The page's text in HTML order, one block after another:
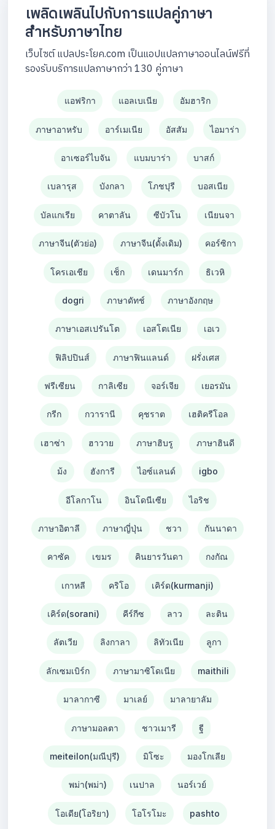
เพลิดเพลินไปกับการแปลคู่ภาษา
สำหรับภาษาไทย
เว็บไซต์ แปลประโยค.com เป็นแอปแปลภาษาออนไลน์ฟรีที่
รองรับบริการแปลภาษากว่า 130 คู่ภาษา
แอฟริกา แอลเบเนีย อัมฮาริก
ภาษาอาหรับ อาร์เมเนีย อัสสัม ไอมาร่า
อาเซอร์ไบจัน แบมบาร่า บาสก์
เบลารุส บังกลา โภชปุรี บอสเนีย
บัลแกเรีย คาตาลัน ซีบัวโน เนียนจา
ภาษาจีน(ตัวย่อ) ภาษาจีน(ดั้งเดิม) คอร์ซิกา
โครเอเชีย เช็ก เดนมาร์ก ธิเวหิ
dogri ภาษาดัทช์ ภาษาอังกฤษ
ภาษาเอสเปรันโต เอสโตเนีย เอเว
ฟิลิปปินส์ ภาษาฟินแลนด์ ฝรั่งเศส
ฟรีเซียน กาลิเซีย จอร์เจีย เยอรมัน
กรีก กวารานี คุชราต เฮติครีโอล
เฮาซ่า ฮาวาย ภาษาฮิบรู ภาษาฮินดี
ม้ง ฮังการี ไอซ์แลนด์ igbo
อีโลกาโน อินโดนีเซีย ไอริช
ภาษาอิตาลี ภาษาญี่ปุ่น ชวา กันนาดา
คาซัค เขมร คินยารวันดา กงกัณ
เกาหลี คริโอ เคิร์ด(kurmanji)
เคิร์ด(sorani) คีร์กีซ ลาว ละติน
ลัตเวีย ลิงกาลา ลิทัวเนีย ลูกา
ลักเซมเบิร์ก ภาษามาซิโดเนีย maithili
มาลากาซี มาเลย์ มาลายาลัม
ภาษามอลตา ชาวเมารี ฐี
meiteilon(มณีปุรี) มิโซะ มองโกเลีย
พม่า(พม่า) เนปาล นอร์เวย์
โอเดีย(โอริยา) โอโรโมะ pashto